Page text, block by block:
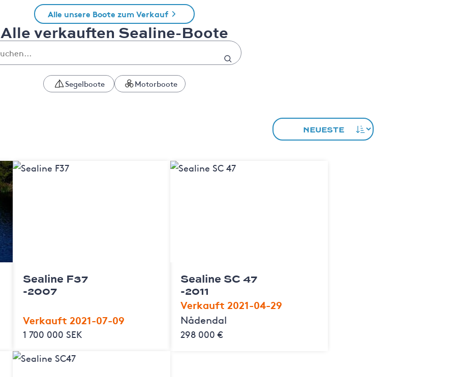
Alle unsere Boote zum Verkauf
Alle verkauften Sealine-Boote
Segelboote Motorboote
Sealine F37
-2007
Verkauft 2021-07-09
1 700 000 SEK
Sealine SC 47
-2011
Verkauft 2021-04-29
Nådendal
298 000 €